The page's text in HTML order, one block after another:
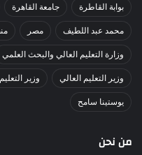
بوابة القاطرة جامعة القاهرة
محمد عبد اللطيف مصر
وزارة التعليم العالي والبحث العلمي
وزير التعليم العالي وزير
يوستينا سامح
من نحن